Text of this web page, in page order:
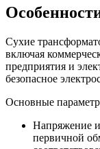
Сухие
включая
предприятия и
безопасное
Основные
Напряжение
первичной